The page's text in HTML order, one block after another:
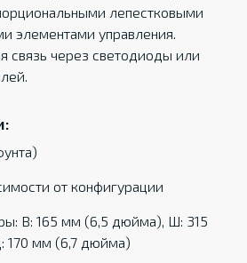
лепестковыми
элементами управления.
связь через светодиоды или
от конфигурации
В: 165 мм (6,5 дюйма), Ш: 315
170 мм (6,7 дюйма)